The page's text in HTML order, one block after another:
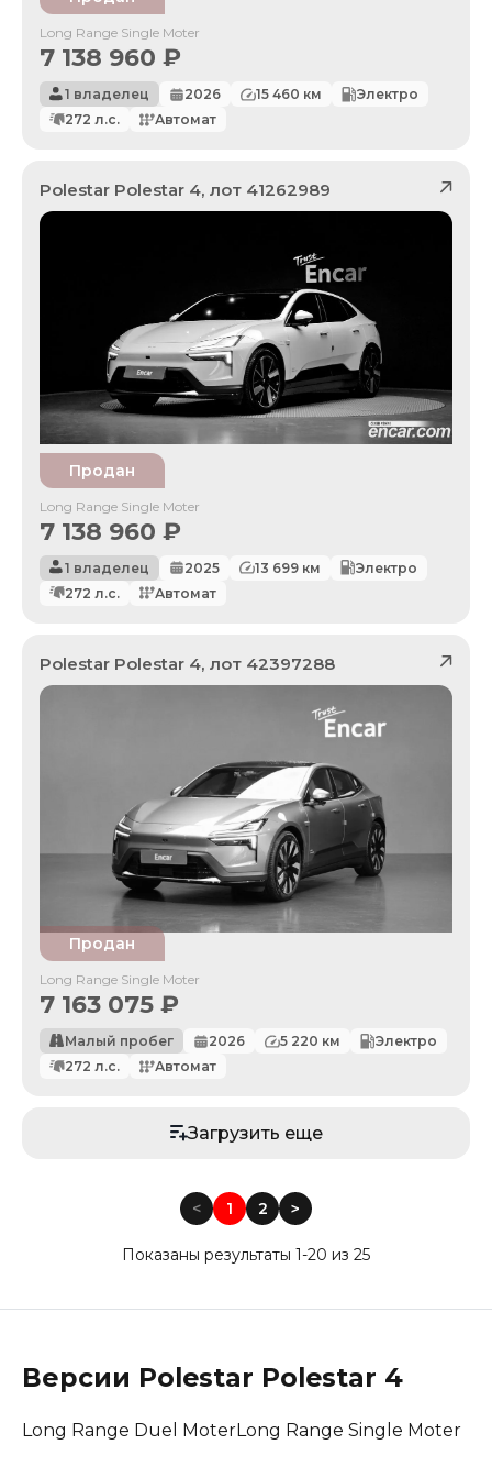
Long Range Single Moter
7 138 960 ₽
1 владелец 2026 15 460 км
Электро
272 л.с. Автомат
Polestar Polestar 4, лот 41262989
Продан
Long Range Single Moter
7 138 960 ₽
1 владелец 2025 13 699 км
Электро
272 л.с. Автомат
Polestar Polestar 4, лот 42397288
Продан
Long Range Single Moter
7 163 075 ₽
Малый пробег 2026 5 220 км
Электро
272 л.с. Автомат
Загрузить еще
< 1 2 <
Показаны результаты 1-20 из 25
Версии Polestar Polestar 4
Long Range Duel MoterLong Range Single Moter